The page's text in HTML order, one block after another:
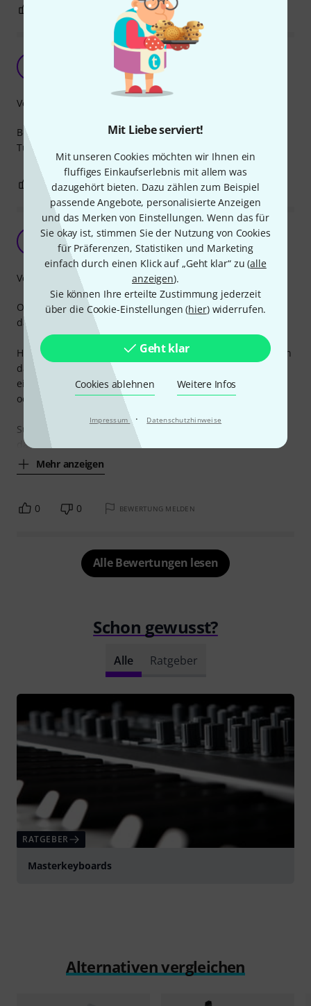
Mit Liebe serviert!
Mit unseren Cookies möchten wir Ihnen ein
fluffiges Einkaufserlebnis mit allem was
dazugehört bieten. Dazu zählen zum Beispiel
passende Angebote, personalisierte Anzeigen
und das Merken von Einstellungen. Wenn das für
Sie okay ist, stimmen Sie der Nutzung von Cookies
für Präferenzen, Statistiken und Marketing
einfach durch einen Klick auf „Geht klar“ zu (alle
anzeigen).
Sie können Ihre erteilte Zustimmung jederzeit
über die Cookie-Einstellungen (hier) widerrufen.
Geht klar
Cookies ablehnen Weitere Infos
Impressum · Datenschutzhinweise
BEWERTUNG MELDEN
Perfekt Expression Fader
Jankyw 12.07.2026
Benutze den Plus 3 nur als Fader für meine Pedals.
Tut exakt was es soll. Verarbeitung ist spize.
Verarbeitung
0 BEWERTUNG MELDEN
Tolle Idee, super umgesetzt !
StephanP 31.07.2026
Oft sind es die kleinen Dinge, die eine echte Bereicherung
darstellen.
Habs bisher nur für ein paar Basics ausprobiert, aber allein
das hat schon gereicht, dass ich mir wahrscheinlich noch
ein
oder zwei davon bestellen werde.
Super flexibel, klein, leicht, braucht kein Strom, mal eben
da hinstellen wo man´s braucht (keine langen Kabel
Mehr anzeigen
Verarbeitung
0 0 BEWERTUNG MELDEN
Alle Bewertungen lesen
Schon gewusst?
Alle Ratgeber
RATGEBER
Masterkeyboards
Alternativen vergleichen